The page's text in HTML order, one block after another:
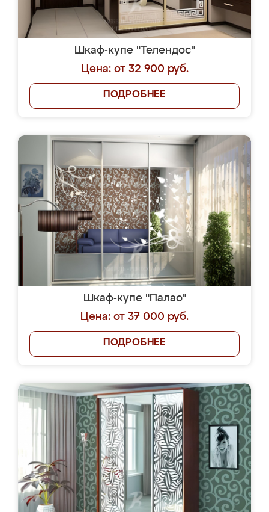
Шкаф-купе "Телендос"
Цена: от 32 900 руб.
ПОДРОБНЕЕ
Шкаф-купе "Палао"
Цена: от 37 000 руб.
ПОДРОБНЕЕ